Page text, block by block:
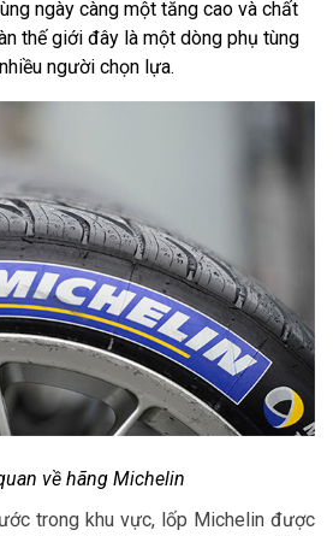
ngày càng một tăng cao và chất
thế giới đây là một dòng phụ tùng
người chọn lựa.
về hãng Michelin
trong khu vực, lốp Michelin được